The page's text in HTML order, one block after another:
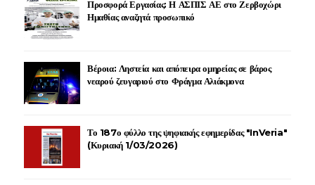
Προσφορά Εργασίας: Η ΑΣΠΙΣ ΑΕ στο Ζερβοχώρι
Ημαθίας αναζητά προσωπικό
Βέροια: Ληστεία και απόπειρα ομηρείας σε βάρος
νεαρού ζευγαριού στο Φράγμα Αλιάκμονα
Το 187ο φύλλο της ψηφιακής εφημερίδας "InVeria"
(Κυριακή 1/03/2026)